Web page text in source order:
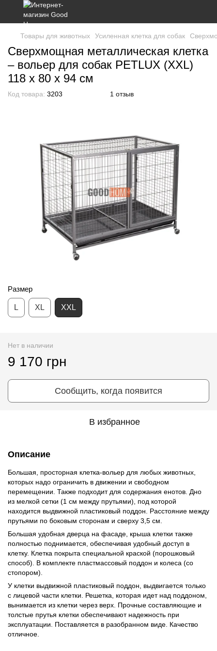
Товары для животных Усиленная клетка для собак
Сверхмощная металлическая клетка
– вольер для собак PETLUX (XXL)
118 x 80 x 94 см
Код товара: 3203 1 отзыв
Размер
L XL XXL
Нет в наличии
9 170 грн
Сообщить, когда появится
В избранное
Описание
Большая, просторная клетка-вольер для любых животных,
которых надо ограничить в движении и свободном
перемещении. Также подходит для содержания енотов. Дно
из мелкой сетки (1 см между прутьями), под которой
находится выдвижной пластиковый поддон. Расстояние между
прутьями по боковым сторонам и сверху 3,5 см.
Большая удобная дверца на фасаде, крыша клетки также
полностью поднимается, обеспечивая удобный доступ в
клетку. Клетка покрыта специальной краской (порошковый
способ). В комплекте пластмассовый поддон и колеса (со
стопором).
У клетки выдвижной пластиковый поддон, выдвигается только
с лицевой части клетки. Решетка, которая идет над поддоном,
вынимается из клетки через верх. Прочные составляющие и
толстые прутья клетки обеспечивают надежность при
эксплуатации. Поставляется в разобранном виде. Качество
отличное.